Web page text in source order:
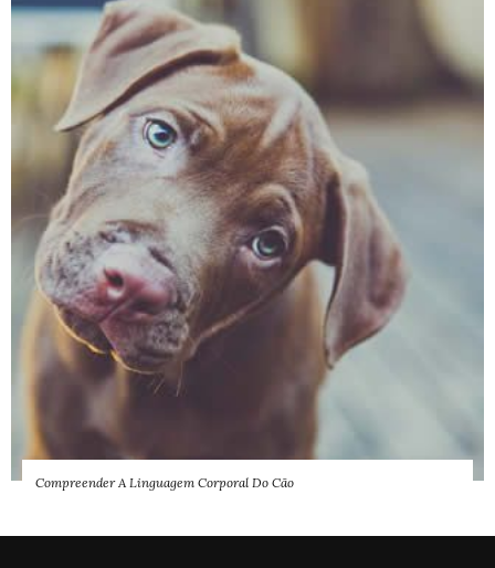
Compreender A Linguagem Corporal Do Cão